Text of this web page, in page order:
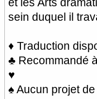
sein duquel il
♦ Traduction
♣ Recommandé
♥
♠ Aucun projet